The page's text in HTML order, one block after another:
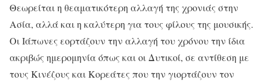
Θεωρείται η θεαματικότερη αλλαγή της χρονιάς στην
Ασία, αλλά και η καλύτερη για τους φίλους της μουσικής.
Οι Ιάπωνες εορτάζουν την αλλαγή του χρόνου την ίδια
ακριβώς ημερομηνία όπως και οι Δυτικοί, σε αντίθεση με
τους Κινέζους και Κορεάτες που την γιορτάζουν τον